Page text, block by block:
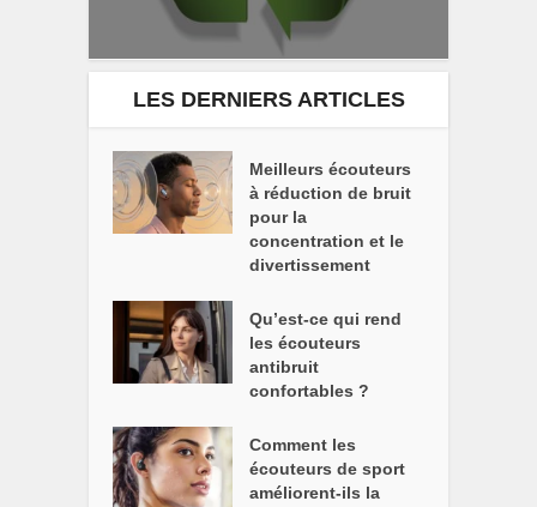
LES DERNIERS ARTICLES
Meilleurs écouteurs
à réduction de bruit
pour la
concentration et le
divertissement
Qu’est-ce qui rend
les écouteurs
antibruit
confortables ?
Comment les
écouteurs de sport
améliorent-ils la